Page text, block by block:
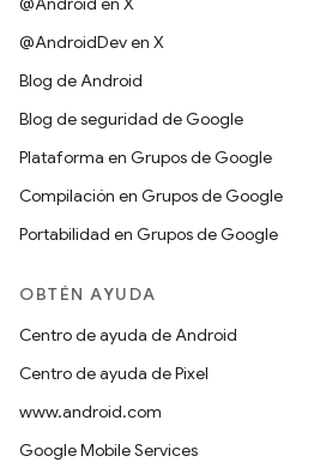
@AndroidDev en X
Blog de Android
Blog de seguridad de Google
Plataforma en Grupos de Google
Compilación en Grupos de Google
Portabilidad en Grupos de Google
OBTÉN AYUDA
Centro de ayuda de Android
Centro de ayuda de Pixel
www.android.com
Google Mobile Services